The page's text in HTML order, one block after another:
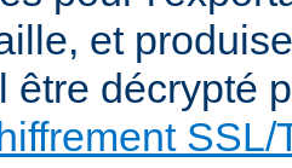
et
être décrypté
SSL/